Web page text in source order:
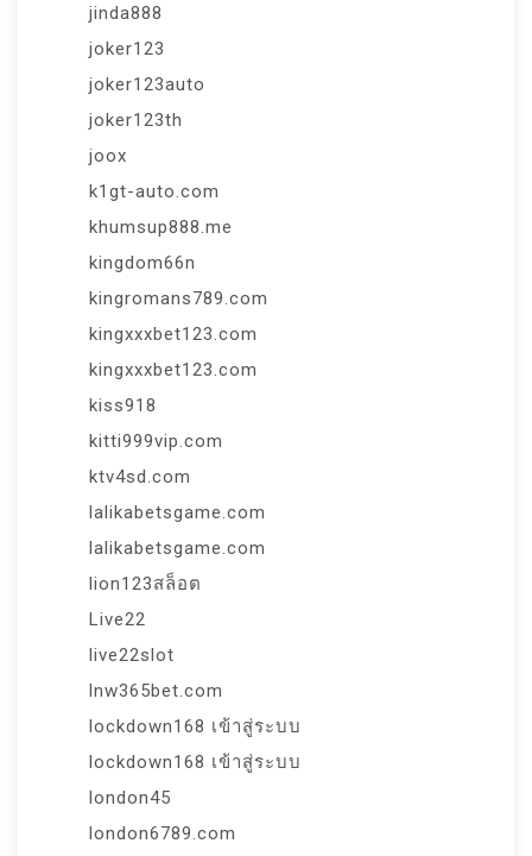
jinda888
joker123
joker123auto
joker123th
joox
k1gt-auto.com
khumsup888.me
kingdom66n
kingromans789.com
kingxxxbet123.com
kingxxxbet123.com
kiss918
kitti999vip.com
ktv4sd.com
lalikabetsgame.com
lalikabetsgame.com
lion123สล็อต
Live22
live22slot
lnw365bet.com
lockdown168 เข้าสู่ระบบ
lockdown168 เข้าสู่ระบบ
london45
london6789.com